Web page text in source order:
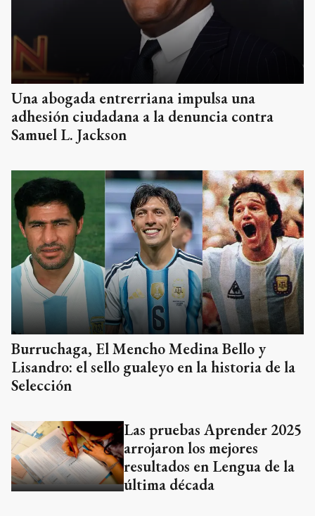
Una abogada entrerriana impulsa una
adhesión ciudadana a la denuncia contra
Samuel L. Jackson
Burruchaga, El Mencho Medina Bello y
Lisandro: el sello gualeyo en la historia de la
Selección
Las pruebas Aprender 2025
arrojaron los mejores
resultados en Lengua de la
última década